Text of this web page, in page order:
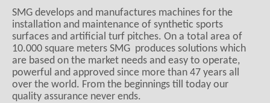
SMG develops and manufactures machines for the
installation and maintenance of synthetic sports
surfaces and artificial turf pitches. On a total area of
10.000 square meters SMG produces solutions which
are based on the market needs and easy to operate,
powerful and approved since more than 47 years all
over the world. From the beginnings till today our
quality assurance never ends.